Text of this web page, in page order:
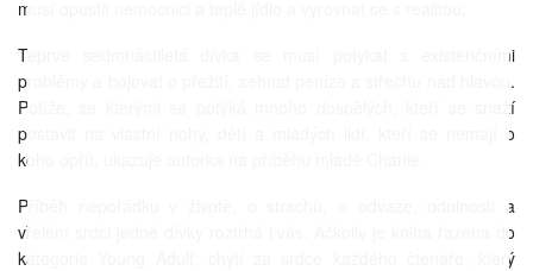
musí opustit nemocnici a teplé jídlo a vyrovnat se s realitou.
Teprve sedmnáctiletá dívka se musí potýkat s existenčními
problémy a bojovat o přežití, sehnat peníze a střechu nad hlavou.
Potíže, se kterými se potýká mnoho dospělých, kteří se snaží
postavit na vlastní nohy, dětí a mladých lidí, kteří se nemají o
koho opřít, ukazuje autorka na příběhu mladé Charlie.
Příběh nepořádku v životě, o strachu, o odvaze, odolnosti a
vřelém srdci jedné dívky roztrhá i vás. Ačkoliv je kniha řazena do
kategorie Young Adult, chytí za srdce každého čtenáře, který